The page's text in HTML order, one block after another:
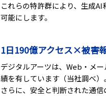
これらの特許群により、生成
可能にします。
1日190億アクセス×被害
デジタルアーツは、Web・メ
績を有しています（当社調べ）。
さらに、安全と判断された通